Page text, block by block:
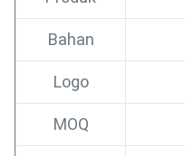
Bahan
Logo
MOQ